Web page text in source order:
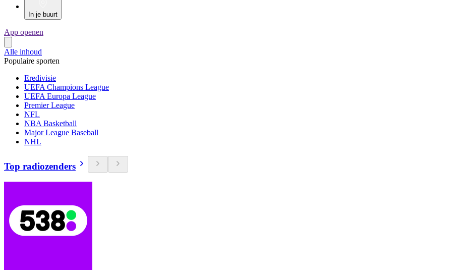
In je buurt
App openen
Alle inhoud
Populaire sporten
Eredivisie
UEFA Champions League
UEFA Europa League
Premier League
NFL
NBA Basketball
Major League Baseball
NHL
Top radiozenders